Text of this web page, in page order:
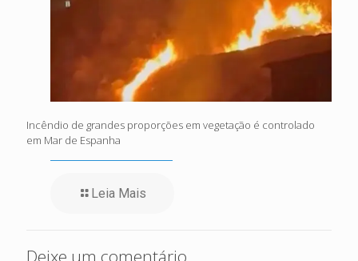
Incêndio de grandes proporções em vegetação é controlado
em Mar de Espanha
Leia Mais
Deixe um comentário